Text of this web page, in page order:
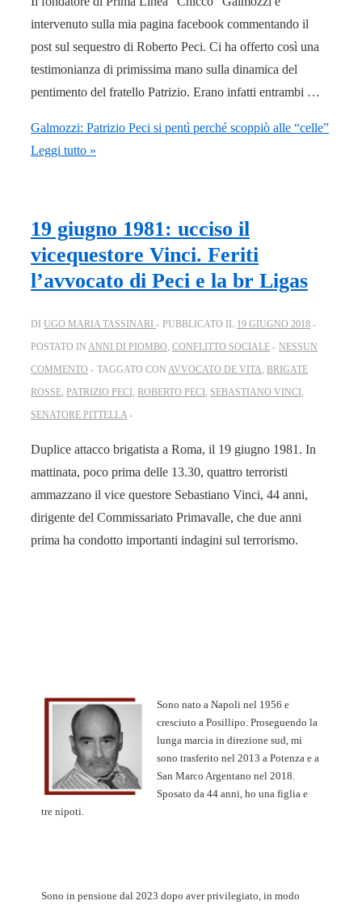
intervenuto sulla mia pagina facebook commentando il
post sul sequestro di Roberto Peci. Ci ha offerto così una
testimonianza di primissima mano sulla dinamica del
pentimento del fratello Patrizio. Erano infatti entrambi …
Galmozzi: Patrizio Peci si pentì perché scoppiò alle “celle”
Leggi tutto »
19 giugno 1981: ucciso il
vicequestore Vinci. Feriti
l’avvocato di Peci e la br Ligas
DI UGO MARIA TASSINARI PUBBLICATO IL 19 GIUGNO 2018
POSTATO IN ANNI DI PIOMBO, CONFLITTO SOCIALE
NESSUN
COMMENTO
TAGGATO CON AVVOCATO DE VITA, BRIGATE
ROSSE, PATRIZIO PECI , ROBERTO PECI , SEBASTIANO VINCI ,
SENATORE PITTELLA
Duplice attacco brigatista a Roma, il 19 giugno 1981. In
mattinata, poco prima delle 13.30, quattro terroristi
ammazzano il vice questore Sebastiano Vinci, 44 anni,
dirigente del Commissariato Primavalle, che due anni
prima ha condotto importanti indagini sul terrorismo.
Sono nato a Napoli nel 1956 e
cresciuto a Posillipo. Proseguendo la
lunga marcia in direzione sud, mi
sono trasferito nel 2013 a Potenza e a
San Marco Argentano nel 2018.
Sposato da 44 anni, ho una figlia e
tre nipoti.
Sono in pensione dal 2023 dopo aver privilegiato, in modo